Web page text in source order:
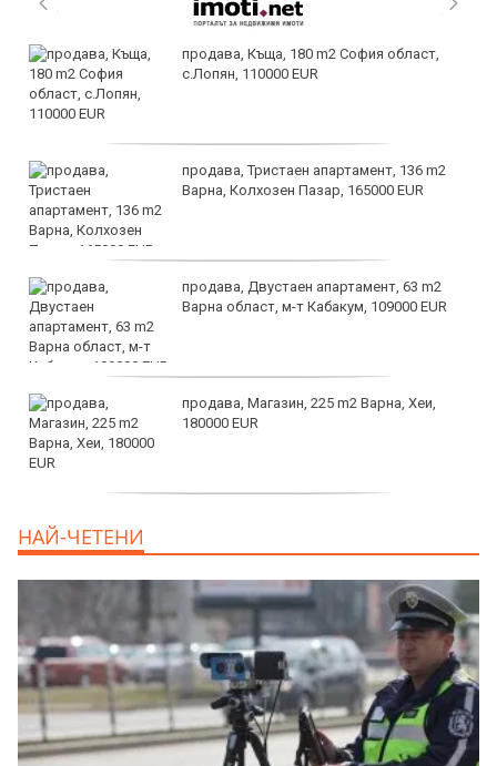
продава, Къща, 180 m2 София област,
с.Лопян, 110000 EUR
продава, Тристаен апартамент, 136 m2
Варна, Колхозен Пазар, 165000 EUR
продава, Двустаен апартамент, 63 m2
Варна област, м-т Кабакум, 109000 EUR
продава, Магазин, 225 m2 Варна, Хеи,
180000 EUR
НАЙ-ЧЕТЕНИ